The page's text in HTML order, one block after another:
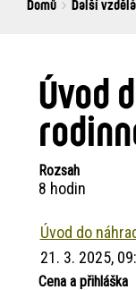
You
Domů Další
Úvod
Rozsah
8 hodin
Úvod do
21. 3. 2025,
Cena a přihláška